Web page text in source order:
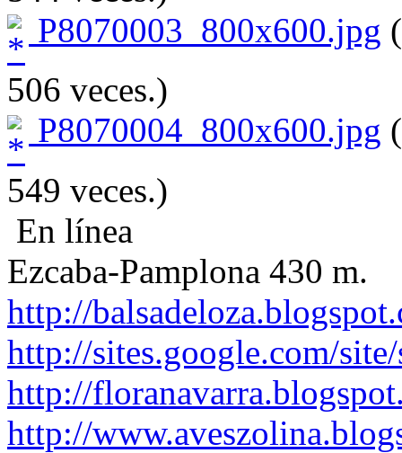
P8070003_800x600.jpg
506 veces.)
P8070004_800x600.jpg
549 veces.)
En línea
Ezcaba-Pamplona 430 m.
http://
http://sites.google.com/
http://
http://